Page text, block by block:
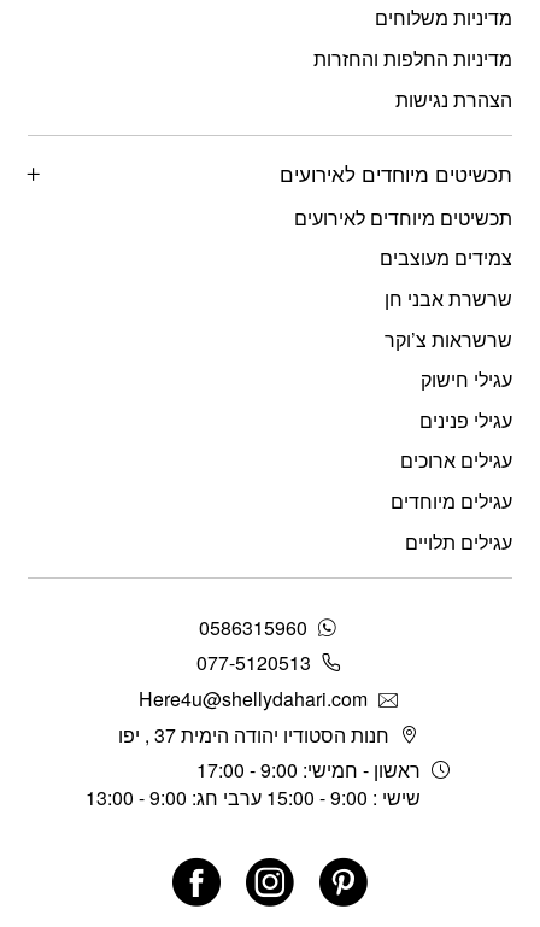
מדיניות משלוחים
מדיניות החלפות והחזרות
הצהרת נגישות
תכשיטים מיוחדים לאירועים
תכשיטים מיוחדים לאירועים
צמידים מעוצבים
שרשרת אבני חן
שרשראות צ’וקר
עגילי חישוק
עגילי פנינים
עגילים ארוכים
עגילים מיוחדים
עגילים תלויים
0586315960
077-5120513
Here4u@shellydahari.com
חנות הסטודיו יהודה הימית 37 , יפו
ראשון - חמישי: 9:00 - 17:00
שישי : 9:00 - 15:00 ערבי חג: 9:00 - 13:00